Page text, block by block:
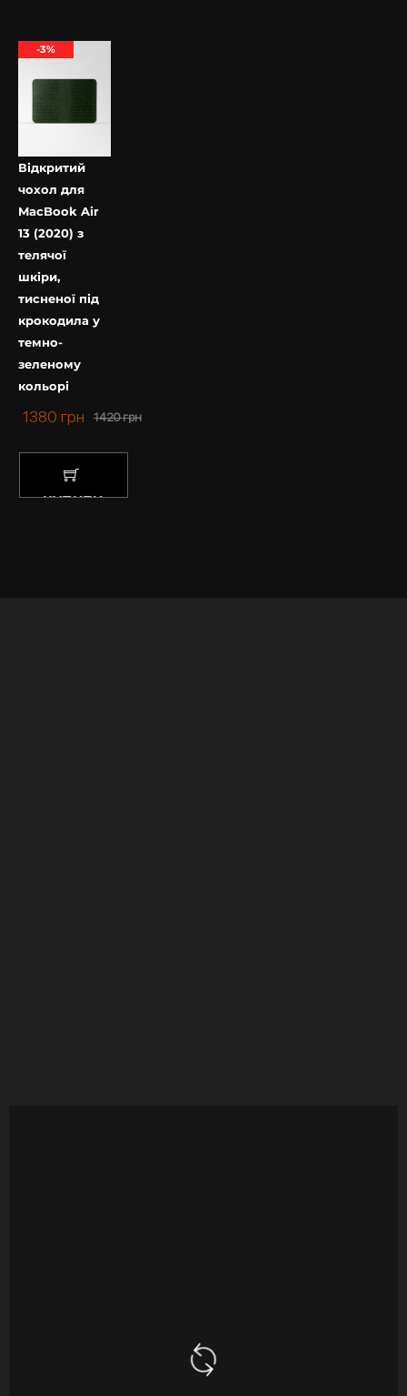
-3%
Відкритий
чохол для
MacBook Air
13 (2020) з
телячої
шкіри,
тисненої під
крокодила у
темно-
зеленому
кольорі
1420грн
1380 грн
КУПИТИ